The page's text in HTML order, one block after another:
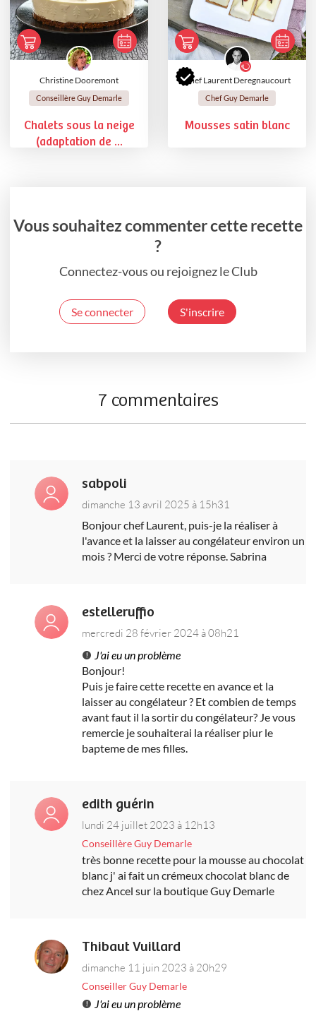
Christine Dooremont
Conseillère Guy Demarle
Chalets sous la neige
(adaptation de ...
Chef Laurent Deregnaucourt
Chef Guy Demarle
Mousses satin blanc
Vous souhaitez commenter cette recette
?
Connectez-vous ou rejoignez le Club
Se connecter S'inscrire
7 commentaires
sabpoli
dimanche 13 avril 2025 à 15h31
Bonjour chef Laurent, puis-je la réaliser à
l'avance et la laisser au congélateur environ un
mois ? Merci de votre réponse. Sabrina
estelleruffio
mercredi 28 février 2024 à 08h21
J'ai eu un problème
Bonjour!
Puis je faire cette recette en avance et la
laisser au congélateur ? Et combien de temps
avant faut il la sortir du congélateur? Je vous
remercie je souhaiterai la réaliser piur le
bapteme de mes filles.
edith guérin
lundi 24 juillet 2023 à 12h13
Conseillère Guy Demarle
très bonne recette pour la mousse au chocolat
blanc j' ai fait un crémeux chocolat blanc de
chez Ancel sur la boutique Guy Demarle
Thibaut Vuillard
dimanche 11 juin 2023 à 20h29
Conseiller Guy Demarle
J'ai eu un problème